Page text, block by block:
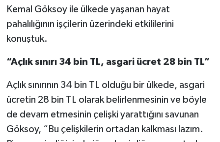
Kemal Göksoy ile ülkede yaşanan hayat
pahalılığının işçilerin üzerindeki etkililerini
konuştuk.
“Açlık sınırı 34 bin TL, asgari ücret 28 bin TL”
Açlık sınırının 34 bin TL olduğu bir ülkede, asgari
ücretin 28 bin TL olarak belirlenmesinin ve böyle
de devam etmesinin çelişki yarattığını savunan
Göksoy, “Bu çelişkilerin ortadan kalkması lazım.